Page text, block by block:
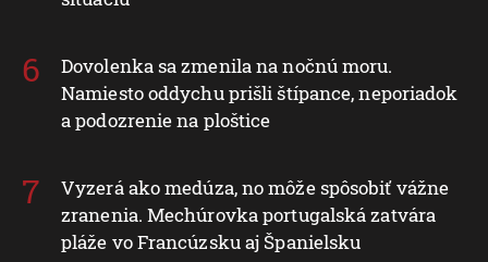
Dovolenka sa zmenila na nočnú moru.
Namiesto oddychu prišli štípance, neporiadok
a podozrenie na ploštice
Vyzerá ako medúza, no môže spôsobiť vážne
zranenia. Mechúrovka portugalská zatvára
pláže vo Francúzsku aj Španielsku